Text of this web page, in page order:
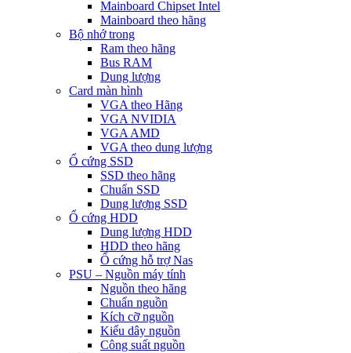
Mainboard Chipset Intel
Mainboard theo hãng
Bộ nhớ trong
Ram theo hãng
Bus RAM
Dung lượng
Card màn hình
VGA theo Hãng
VGA NVIDIA
VGA AMD
VGA theo dung lượng
Ổ cứng SSD
SSD theo hãng
Chuẩn SSD
Dung lượng SSD
Ổ cứng HDD
Dung lượng HDD
HDD theo hãng
Ổ cứng hỗ trợ Nas
PSU – Nguồn máy tính
Nguồn theo hãng
Chuẩn nguồn
Kích cỡ nguồn
Kiểu dây nguồn
Công suất nguồn